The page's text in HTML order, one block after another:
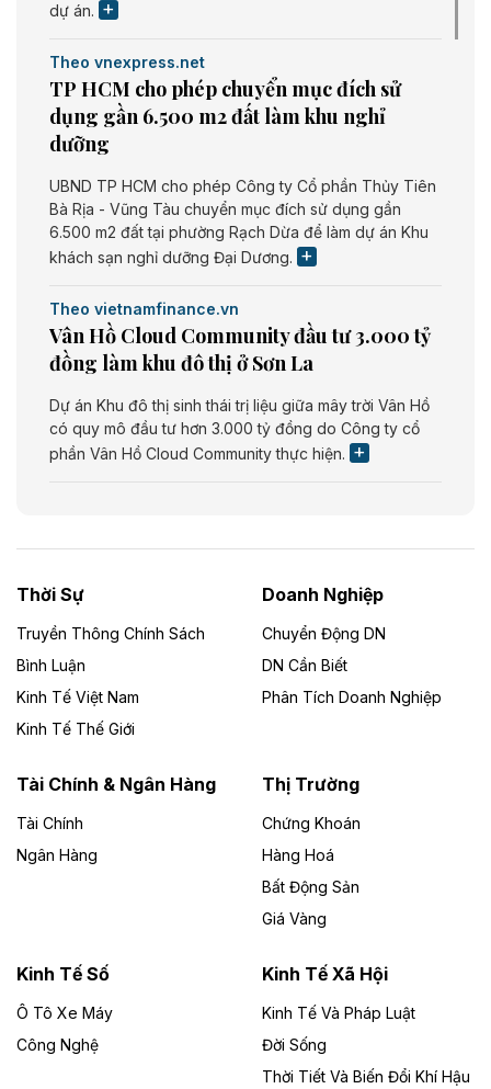
dự án.
Theo vnexpress.net
TP HCM cho phép chuyển mục đích sử
dụng gần 6.500 m2 đất làm khu nghỉ
dưỡng
UBND TP HCM cho phép Công ty Cổ phần Thủy Tiên
Bà Rịa - Vũng Tàu chuyển mục đích sử dụng gần
6.500 m2 đất tại phường Rạch Dừa để làm dự án Khu
khách sạn nghỉ dưỡng Đại Dương.
Theo vietnamfinance.vn
Vân Hồ Cloud Community đầu tư 3.000 tỷ
đồng làm khu đô thị ở Sơn La
Dự án Khu đô thị sinh thái trị liệu giữa mây trời Vân Hồ
có quy mô đầu tư hơn 3.000 tỷ đồng do Công ty cổ
phần Vân Hồ Cloud Community thực hiện.
Dự án Nhà máy xử lý rác và phát điện Bắc Giang do
Công ty TNHH Năng lượng môi trường Bắc Giang làm
Theo vietnamfinance.vn
Đức Long Gia Lai mở rộng ‘hệ sinh thái’
Lai
Bốn doanh nghiệp có sự góp vốn của Công ty Cổ
phần Tập đoàn Đức Long Gia Lai (HoSE: DLG) được
Gia Lai với tổng vốn hơn 4.750 tỷ đồng.
Đồng Nai cho thuê gần 59 ha đất làm khu
công nghiệp ở Long Thành
UBND TP Đồng Nai cho Công ty Amata thuê gần 59 ha
đất để đầu tư khu công nghiệp công nghệ cao Long
Thời Sự
Truyền Thông Chính Sách
Bình Luận
Kinh Tế Việt Nam
Kinh Tế Thế Giới
Doanh Nghiệp
Chuyển Động DN
DN Cần Biết
Phân Tích Doanh Nghiệp
Tài Chính & Ngân Hàng
Tài Chính
Ngân Hàng
Thị Trường
Chứng Khoán
Hàng Hoá
Bất Động Sản
Giá Vàng
Kinh Tế Số
Ô Tô Xe Máy
Công Nghệ
Kinh Tế Xã Hội
Kinh Tế Và Pháp Luật
Đời Sống
Thời Tiết Và Biến Đổi Khí Hậu